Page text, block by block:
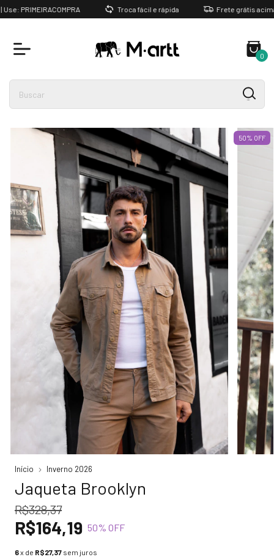
PRIMEIRACOMPRA Troca fácil e rápida Frete grátis acima
0
50% OFF
Início Inverno 2026
Jaqueta Brooklyn
R$328,37
R$164,19 50% OFF
6x de R$27,37 sem juros